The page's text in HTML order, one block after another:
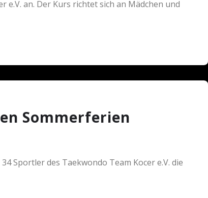
an. Der Kurs richtet sich an Mädchen und
Sommerferien
Sportler des Taekwondo Team Kocer e.V. die